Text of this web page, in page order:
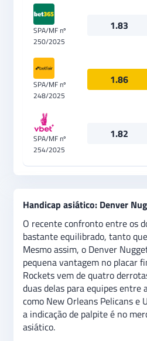
SPA/MF nº
250/2025
1.83
SPA/MF nº
248/2025
1.86
SPA/MF nº
254/2025
1.82
Handicap asiático: Denver
O recente confronto entre os
bastante equilibrado, tanto
Mesmo assim, o Denver
pequena vantagem no placar
Rockets vem de quatro
duas delas para equipes entre
como New Orleans Pelicans e
a indicação de palpite é no
asiático.